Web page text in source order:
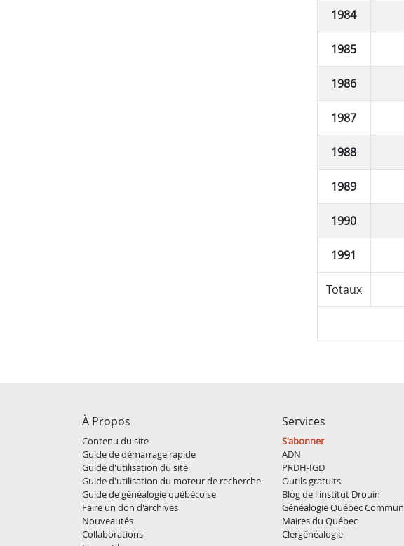
1984
1985
1986
1987
1988
1989
1990
1991
Totaux
À Propos
Contenu du site
Guide de démarrage rapide
Guide d'utilisation du site
Guide d'utilisation du moteur de recherche
Guide de généalogie québécoise
Faire un don d'archives
Nouveautés
Collaborations
Services
S'abonner
ADN
PRDH-IGD
Outils gratuits
Blog de l'institut Drouin
Généalogie Québec
Maires du Québec
Clergénéalogie